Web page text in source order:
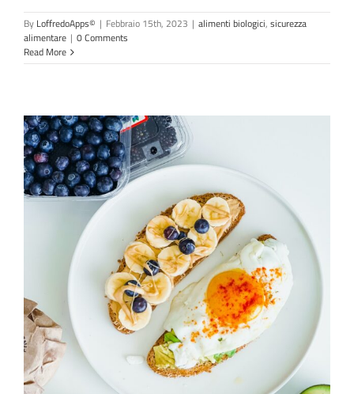
By LoffredoApps© | Febbraio 15th, 2023 | alimenti biologici, sicurezza
alimentare | 0 Comments
Read More